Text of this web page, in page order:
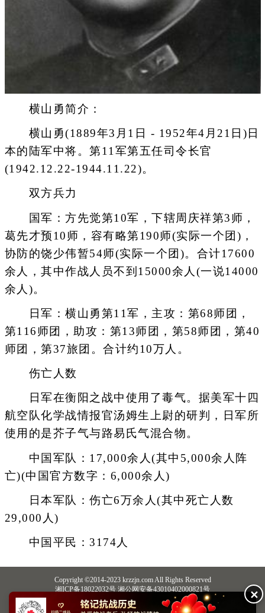
横山勇简介：
横山勇(1889年3月1日 - 1952年4月21日)日
本的陆军中将。第11军第五任司令长官
(1942.12.22-1944.11.22)。
双方兵力
国军：方先觉第10军，下辖周庆祥第3师，
葛先才预10师，容有略第190师(实际一个团)，
协防的饶少伟暂54师(实际一个团)。合计17600
余人，其中作战人员不到15000余人(一说14000
余人)。
日军：横山勇第11军，主攻：第68师团，
第116师团，助攻：第13师团，第58师团，第40
师团，第37旅团。合计约10万人。
伤亡人数
日军在衡阳之战中使用了毒气。据美军十四
航空队化学战情报官汤姆生上尉的研判，日军所
使用的是芥子气与路易氏气混合物。
中国军队：17,000余人(其中5,000余人阵
亡)(中国官方数字：6,000余人)
日本军队：伤亡6万余人(其中死亡人数
29,000人)
中国平民：3174人
Copyright ©2014-2023 krzzjn.com All Rights Reserved
湘ICP备18022032号 湘公网安备43010402000821号
中央网信办违法和不良信息举报中心
长沙市互联网违法和不良信息举报中心
不良信息举报电话：0731-85531328 19198230121（微信同号）
✕